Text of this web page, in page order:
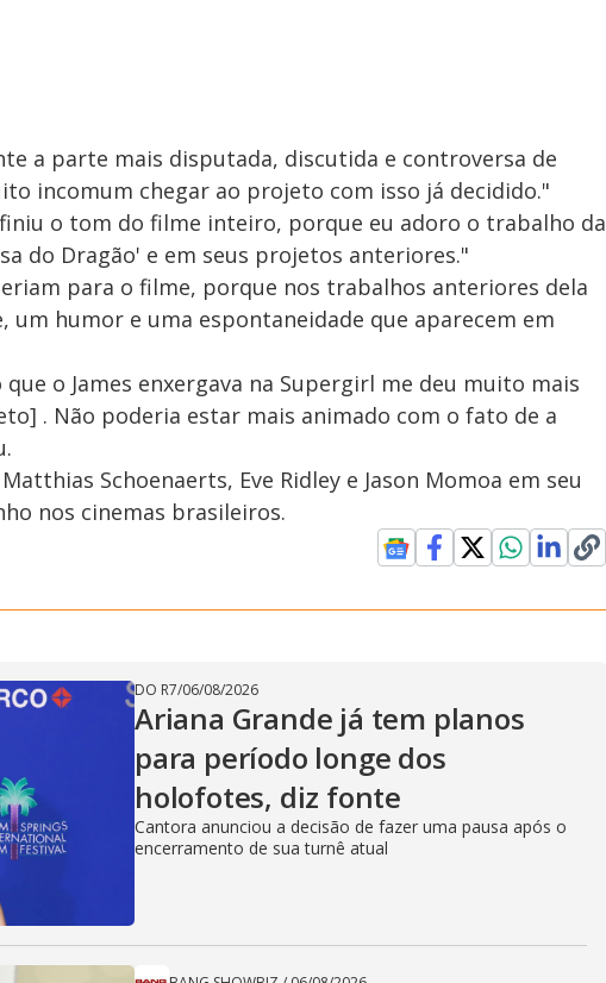
a parte mais disputada, discutida e controversa de
incomum chegar ao projeto com isso já decidido."
o tom do filme inteiro, porque eu adoro o trabalho da
do Dragão' e em seus projetos anteriores."
para o filme, porque nos trabalhos anteriores dela
um humor e uma espontaneidade que aparecem em
o James enxergava na Supergirl me deu muito mais
. Não poderia estar mais animado com o fato de a
Schoenaerts, Eve Ridley e Jason Momoa em seu
nos cinemas brasileiros.
DO R7/06/08/2026
Ariana Grande já tem planos
para período longe dos
holofotes, diz fonte
Cantora anunciou a decisão de fazer uma pausa após o
encerramento de sua turnê atual